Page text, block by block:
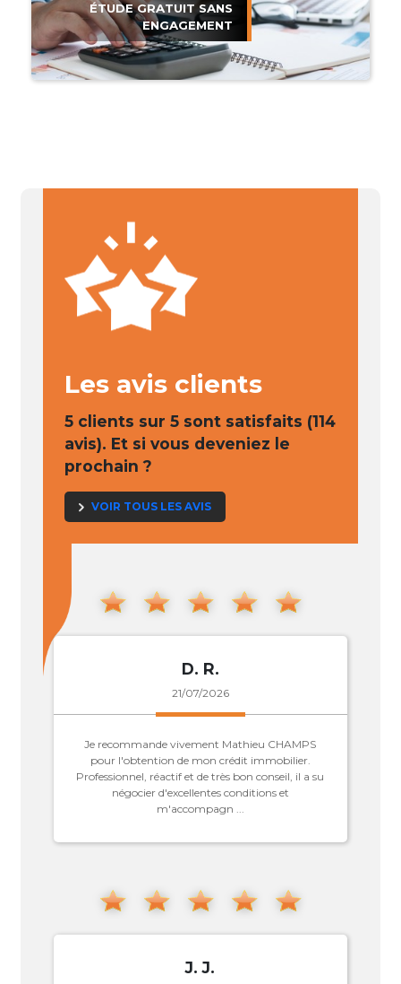
ÉTUDE GRATUIT SANS
ENGAGEMENT
Les avis clients
5 clients sur 5 sont satisfaits (114
avis). Et si vous deveniez le
prochain ?
VOIR TOUS LES AVIS
D. R.
21/07/2026
Je recommande vivement Mathieu CHAMPS
pour l'obtention de mon crédit immobilier.
Professionnel, réactif et de très bon conseil, il a su
négocier d'excellentes conditions et
m'accompagn ...
J. J.